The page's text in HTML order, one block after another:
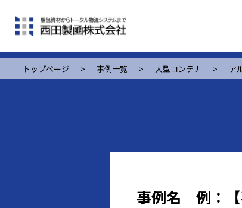
トップページ > 事例一覧 > 大型コンテナ > ア
事例名 例：【